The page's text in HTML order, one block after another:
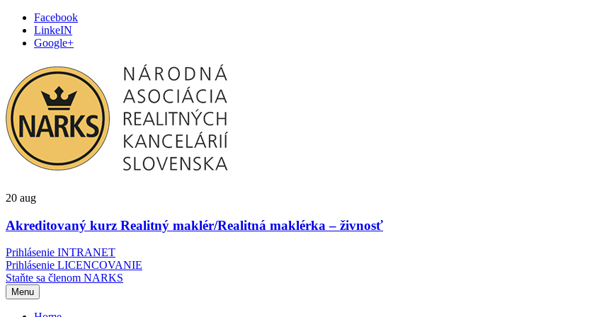
Facebook
LinkeIN
Google+
20 aug
Akreditovaný kurz Realitný maklér/Realitná maklérka – živnosť
Prihlásenie INTRANET
Prihlásenie LICENCOVANIE
Staňte sa členom NARKS
Menu Preskočiť
na